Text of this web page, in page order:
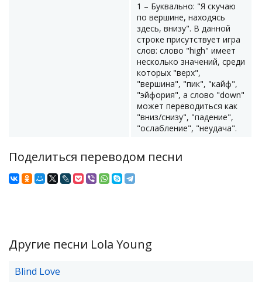
1 – Буквально: "Я скучаю
по вершине, находясь
здесь, внизу". В данной
строке присутствует игра
слов: слово "high" имеет
несколько значений, среди
которых "верх",
"вершина", "пик", "кайф",
"эйфория", а слово "down"
может переводиться как
"вниз/снизу", "падение",
"ослабление", "неудача".
Поделиться переводом песни
Другие песни Lola Young
Blind Love